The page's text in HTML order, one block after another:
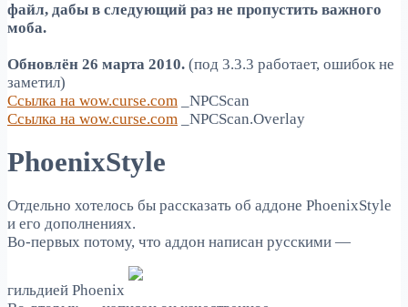
файл, дабы в следующий раз не пропустить важного
моба.
Обновлён 26 марта 2010. (под 3.3.3 работает, ошибок не
заметил)
Ссылка на wow.curse.com _NPCScan
Ссылка на wow.curse.com _NPCScan.Overlay
PhoenixStyle
Отдельно хотелось бы рассказать об аддоне PhoenixStyle
и его дополнениях.
Во-первых потому, что аддон написан русскими —
гильдией Phoenix